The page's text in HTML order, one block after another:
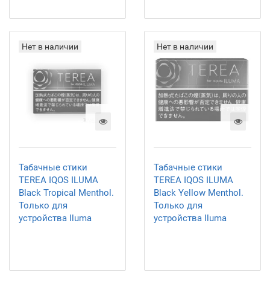
Нет в наличии
Табачные стики
TEREA IQOS ILUMA
Black Tropical Menthol.
Только для
устройства Iluma
Нет в наличии
Табачные стики
TEREA IQOS ILUMA
Black Yellow Menthol.
Только для
устройства Iluma